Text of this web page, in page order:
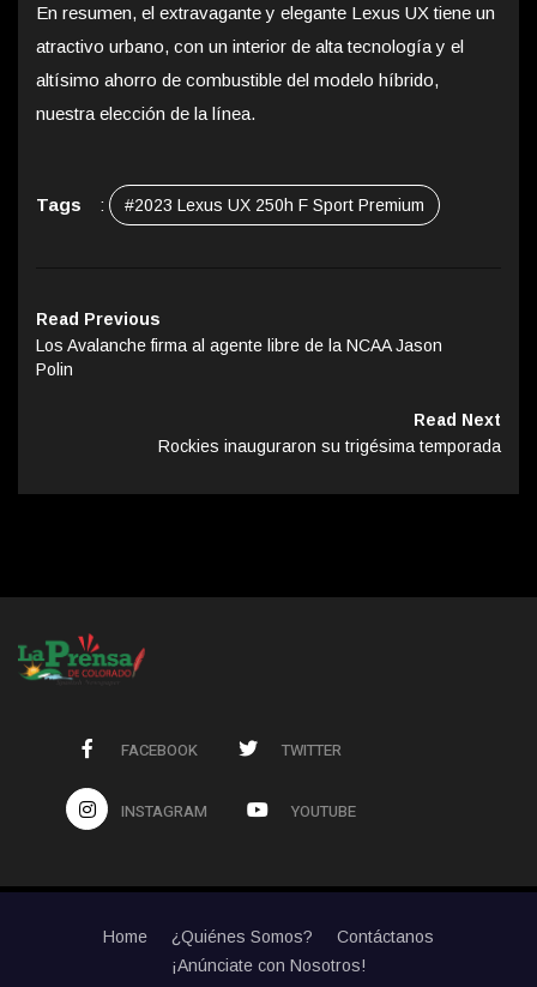
En resumen, el extravagante y elegante Lexus UX tiene un
atractivo urbano, con un interior de alta tecnología y el
altísimo ahorro de combustible del modelo híbrido,
nuestra elección de la línea.
Tags : #2023 Lexus UX 250h F Sport Premium
Read Previous
Los Avalanche firma al agente libre de la NCAA Jason
Polin
Read Next
Rockies inauguraron su trigésima temporada
FACEBOOK TWITTER
INSTAGRAM YOUTUBE
Home ¿Quiénes Somos?
Contáctanos
¡Anúnciate con Nosotros!